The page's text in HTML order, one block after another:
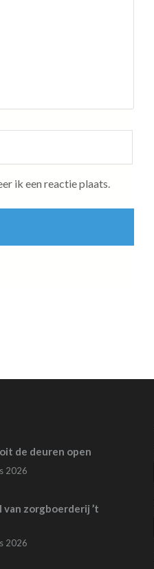
ik een reactie plaats.
de deuren open
2026
van zorgboerderij ’t
2026